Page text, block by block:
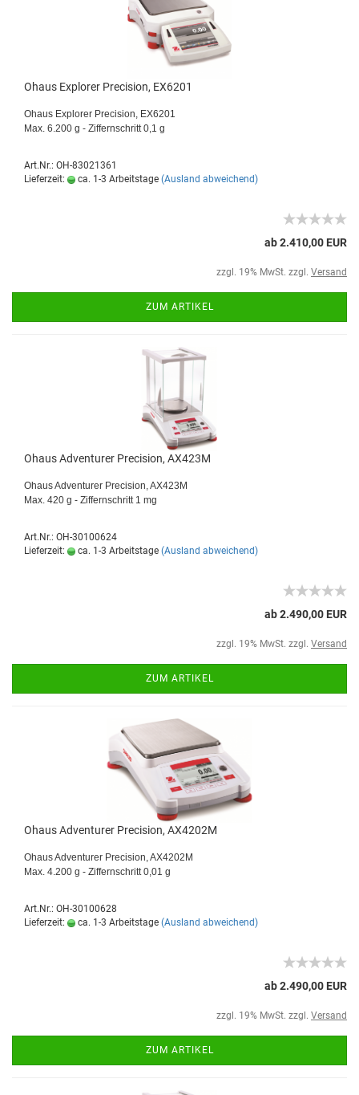
Ohaus Explorer Precision, EX6201
Ohaus Explorer Precision, EX6201
Max. 6.200 g - Ziffernschritt 0,1 g
Art.Nr.: OH-83021361
Lieferzeit:
ca. 1-3 Arbeitstage (Ausland abweichend)
ab 2.410,00 EUR
zzgl. 19% MwSt. zzgl. Versand
ZUM ARTIKEL
Ohaus Adventurer Precision, AX423M
Ohaus Adventurer Precision, AX423M
Max. 420 g - Ziffernschritt 1 mg
Art.Nr.: OH-30100624
Lieferzeit:
ca. 1-3 Arbeitstage (Ausland abweichend)
ab 2.490,00 EUR
zzgl. 19% MwSt. zzgl. Versand
ZUM ARTIKEL
Ohaus Adventurer Precision, AX4202M
Ohaus Adventurer Precision, AX4202M
Max. 4.200 g - Ziffernschritt 0,01 g
Art.Nr.: OH-30100628
Lieferzeit:
ca. 1-3 Arbeitstage (Ausland abweichend)
ab 2.490,00 EUR
zzgl. 19% MwSt. zzgl. Versand
ZUM ARTIKEL